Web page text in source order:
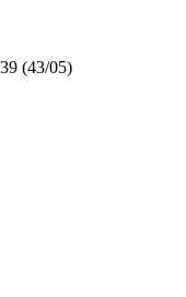
(43/05)